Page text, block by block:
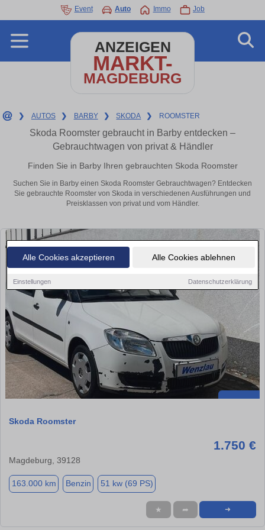
Alle Cookies akzeptieren Alle Cookies ablehnen
Einstellungen Datenschutzerklärung
Event Auto Immo Job
ANZEIGEN
MARKT-
MAGDEBURG
❯ AUTOS ❯ BARBY ❯ SKODA ❯ ROOMSTER
Skoda Roomster gebraucht in Barby entdecken –
Gebrauchtwagen von privat & Händler
Finden Sie in Barby Ihren gebrauchten Skoda Roomster
Suchen Sie in Barby einen Skoda Roomster Gebrauchtwagen? Entdecken
Sie gebrauchte Roomster von Skoda in verschiedenen Ausführungen und
Preisklassen von privat und vom Händler.
Skoda Roomster
1.750 €
Magdeburg, 39128
163.000 km Benzin 51 kw (69 PS)
★ ➦ ➜